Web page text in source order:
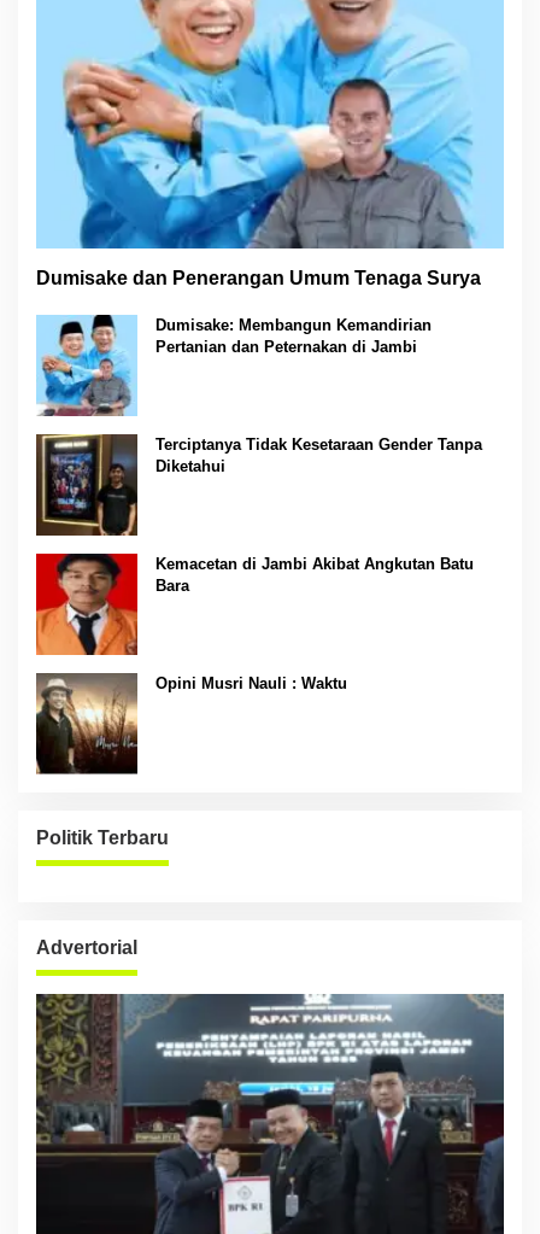
Dumisake dan Penerangan Umum Tenaga Surya
Dumisake: Membangun Kemandirian
Pertanian dan Peternakan di Jambi
Terciptanya Tidak Kesetaraan Gender Tanpa
Diketahui
Kemacetan di Jambi Akibat Angkutan Batu
Bara
Opini Musri Nauli : Waktu
Politik Terbaru
Advertorial